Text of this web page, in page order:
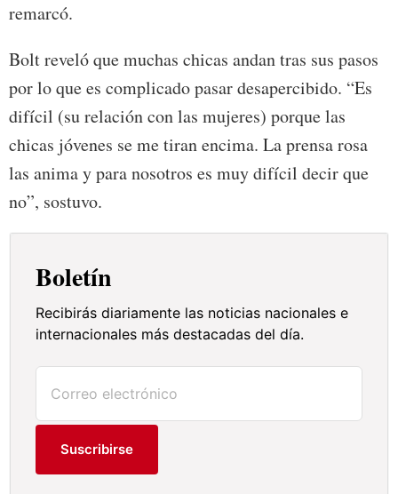
remarcó.
Bolt reveló que muchas chicas andan tras sus pasos
por lo que es complicado pasar desapercibido. “Es
difícil (su relación con las mujeres) porque las
chicas jóvenes se me tiran encima. La prensa rosa
las anima y para nosotros es muy difícil decir que
no”, sostuvo.
Boletín
Recibirás diariamente las noticias nacionales e
internacionales más destacadas del día.
Suscribirse